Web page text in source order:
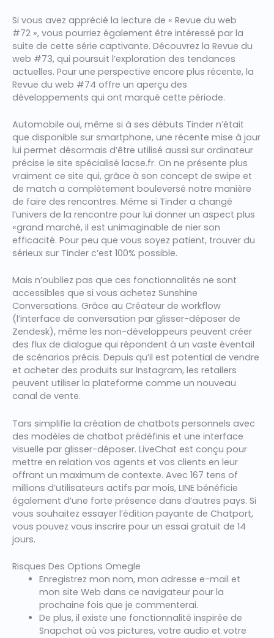
Si vous avez apprécié la lecture de « Revue du web
#72 », vous pourriez également être intéressé par la
suite de cette série captivante. Découvrez la Revue du
web #73, qui poursuit l’exploration des tendances
actuelles. Pour une perspective encore plus récente, la
Revue du web #74 offre un aperçu des
développements qui ont marqué cette période.
Automobile oui, même si à ses débuts Tinder n’était
que disponible sur smartphone, une récente mise à jour
lui permet désormais d’être utilisé aussi sur ordinateur
précise le site spécialisé lacse.fr. On ne présente plus
vraiment ce site qui, grâce à son concept de swipe et
de match a complètement bouleversé notre manière
de faire des rencontres. Même si Tinder a changé
l’univers de la rencontre pour lui donner un aspect plus
«grand marché, il est unimaginable de nier son
efficacité. Pour peu que vous soyez patient, trouver du
sérieux sur Tinder c’est 100% possible.
Mais n’oubliez pas que ces fonctionnalités ne sont
accessibles que si vous achetez Sunshine
Conversations. Grâce au Créateur de workflow
(l’interface de conversation par glisser-déposer de
Zendesk), même les non-développeurs peuvent créer
des flux de dialogue qui répondent à un vaste éventail
de scénarios précis. Depuis qu’il est potential de vendre
et acheter des produits sur Instagram, les retailers
peuvent utiliser la plateforme comme un nouveau
canal de vente.
Tars simplifie la création de chatbots personnels avec
des modèles de chatbot prédéfinis et une interface
visuelle par glisser-déposer. LiveChat est conçu pour
mettre en relation vos agents et vos clients en leur
offrant un maximum de contexte. Avec 167 tens of
millions d’utilisateurs actifs par mois, LINE bénéficie
également d’une forte présence dans d’autres pays. Si
vous souhaitez essayer l’édition payante de Chatport,
vous pouvez vous inscrire pour un essai gratuit de 14
jours.
Risques Des Options Omegle
Enregistrez mon nom, mon adresse e-mail et
mon site Web dans ce navigateur pour la
prochaine fois que je commenterai.
De plus, il existe une fonctionnalité inspirée de
Snapchat où vos pictures, votre audio et votre